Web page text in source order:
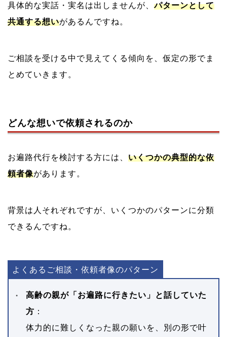
具体的な実話・実名は出しませんが、パターンとして
共通する想いがあるんですね。
ご相談を受ける中で見えてくる傾向を、仮定の形でま
とめていきます。
どんな想いで依頼されるのか
お遍路代行を検討する方には、 いくつかの典型的な依
頼者像があります。
背景は人それぞれですが、いくつかのパターンに分類
できるんですね。
よくあるご相談・依頼者像のパターン
高齢の親が「お遍路に行きたい」と話していた
方 ：
体力的に難しくなった親の願いを、別の形で叶